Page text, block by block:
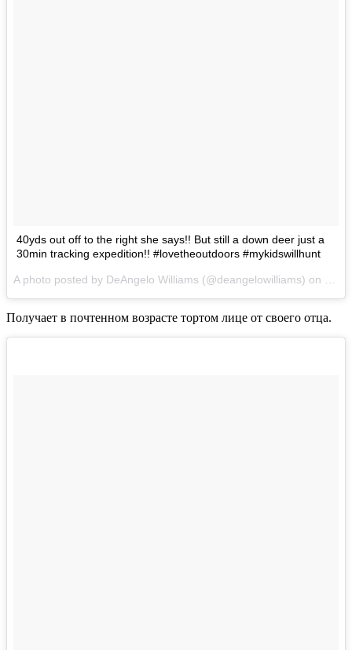
40yds out off to the right she says!! But still a down deer just a
30min tracking expedition!! #lovetheoutdoors #mykidswillhunt
A photo posted by DeAngelo Williams (@deangelowilliams) on
Jan
Получает в почтенном возрасте тортом лице от своего отца.